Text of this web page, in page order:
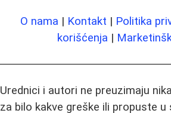
O nama | Kontakt | Politika
korišćenja |
Urednici i autori ne preuzimaju
za bilo kakve greške ili propuste u